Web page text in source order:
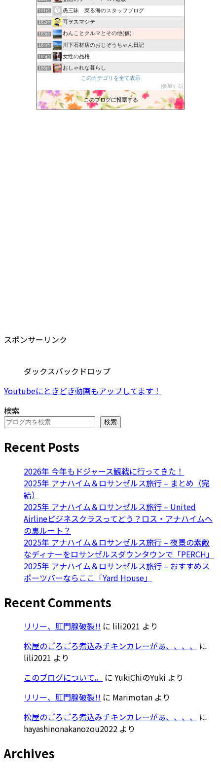
161位 愚三昧 菜る海のスタッフブログ
162位 耳ヲスマシテ
163位 わんことクルマとその他(仮)
164位 川下石材店のおじぞうちゃん日記
165位 女性の品格
166位 おしゃれな暮らし
Martyslandの気まぐれ日記
168位 JUJU TOWN
169位 ｻﾃﾞｨｽﾄのﾋﾄﾞｲ唄
このカテゴリを全て表示
参加する
このブログに投票する
スポンサーリンク
ダックスバックドロップ
Youtubeにときどき動画もアップしてます！
検索
検索
Recent Posts
2026年 今年もドジャース観戦に行ってきた！
2025年 アナハイム＆ロサンゼルス旅行 – まとめ（完
結）
2025年 アナハイム＆ロサンゼルス旅行 – United
Airlineビジネスクラスってどう？ロス・アナハイムへ
の裏ルート？
2025年 アナハイム＆ロサンゼルス旅行 – 夜景の素敵
なディナーをロサンゼルスダウンタウンで「PERCH」
2025年 アナハイム＆ロサンゼルス旅行 – おすすめス
ポーツバーならここ「Yard House」
Recent Comments
リリー、肛門腺破裂!! に lili2021 より
松屋のごろごろ煮込みチキンカレーがぁ、、、、
に
lili2021 より
このブログについて。
に YukiChiのYuki より
リリー、肛門腺破裂!! に Marimotan より
松屋のごろごろ煮込みチキンカレーがぁ、、、、
に
hayashinonakanozou2022 より
Archives